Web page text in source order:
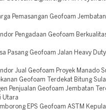
Pemasangan Geofoam
Pengadaan Geofoam
Pasang Geofoam Jalan Heavy
Jual Geofoam Proyek Manado
Geofoam Terdekat Bitung
Penjualan Geofoam Jembatan
Utara
EPS Geofoam ASTM